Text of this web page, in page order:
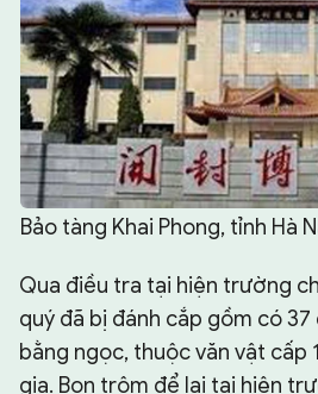
Bảo tàng Khai Phong, tỉnh Hà
Qua điều tra tại hiện trường
quý đã bị đánh cắp gồm có
bằng ngọc, thuộc văn vật cấp
gia. Bọn trộm để lại tại hiện